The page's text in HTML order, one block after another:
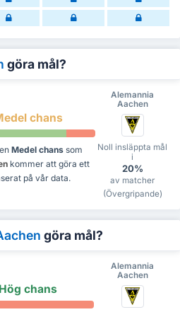
göra mål?
Alemannia
Aachen
chans
Medel chanssom
kommer att göra ett
på vår data.
Noll insläppta mål
i
20%
av matcher
(Övergripande)
göra mål?
Alemannia
Aachen
chans